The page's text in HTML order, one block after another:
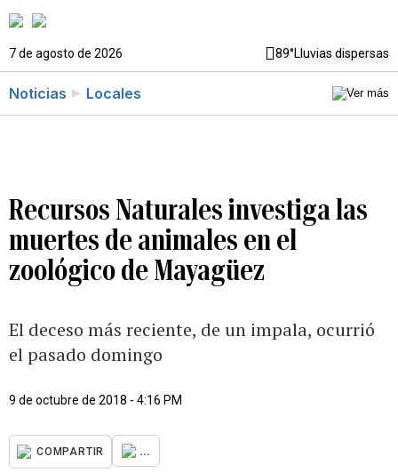
7 de agosto de 2026 89°Lluvias dispersas
Noticias Locales
Recursos Naturales investiga las
muertes de animales en el
zoológico de Mayagüez
El deceso más reciente, de un impala, ocurrió
el pasado domingo
9 de octubre de 2018 - 4:16 PM
COMPARTIR ...